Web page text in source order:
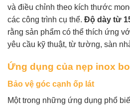
và điều chỉnh theo kích thước
các công trình cụ thể. Độ dày từ
rằng sản phẩm có thể thích ứng
yêu cầu kỹ thuật, từ tường, sàn
Ứng dụng của nẹp inox
Bảo vệ góc cạnh ốp lát
Một trong những ứng dụng phổ